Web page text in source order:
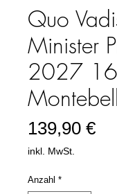
Quo
Minister
2027
139,90 €
inkl. MwSt.
Anzahl *